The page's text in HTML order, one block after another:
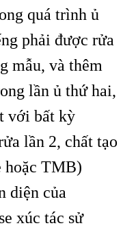
quá trình ủ
phải được rửa
mẫu, và thêm
lần ủ thứ hai,
với bất kỳ
lần 2, chất tạo
hoặc TMB)
diện của
xúc tác sử